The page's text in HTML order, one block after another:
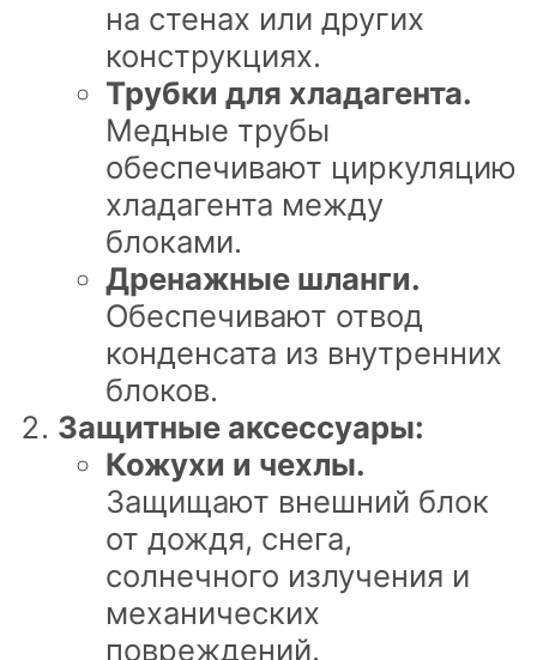
на стенах или других
конструкциях.
Трубки для хладагента.
Медные трубы
обеспечивают циркуляцию
хладагента между
блоками.
Дренажные шланги.
Обеспечивают отвод
конденсата из внутренних
блоков.
Защитные аксессуары:
Кожухи и чехлы.
Защищают внешний блок
от дождя, снега,
солнечного излучения и
механических
повреждений.